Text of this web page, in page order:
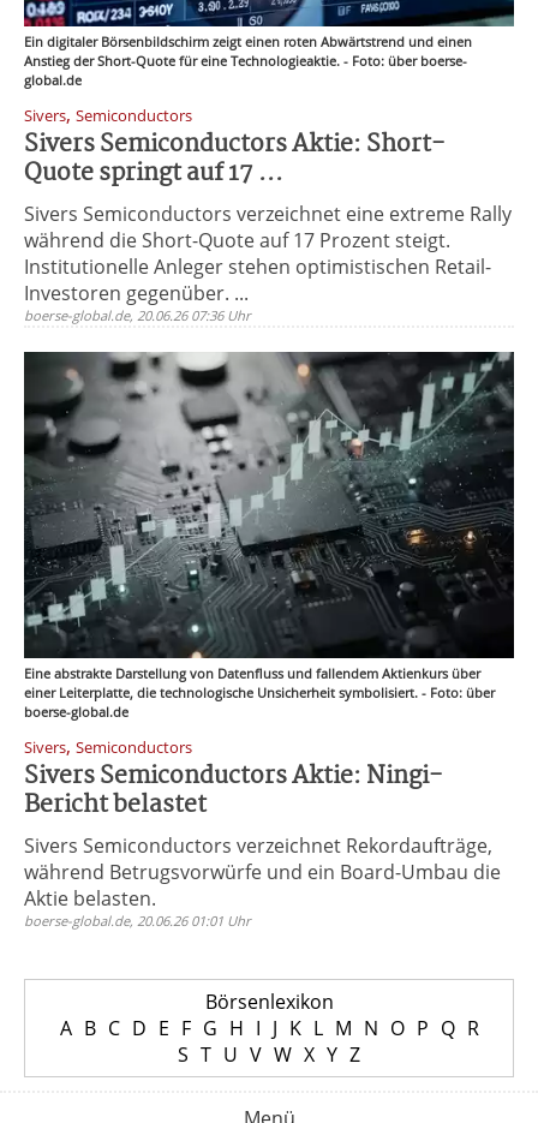
Ein digitaler Börsenbildschirm zeigt einen roten Abwärtstrend und einen
Anstieg der Short-Quote für eine Technologieaktie. - Foto: über boerse-
global.de
Sivers, Semiconductors
Sivers Semiconductors Aktie: Short-
Quote springt auf 17 ...
Sivers Semiconductors verzeichnet eine extreme Rally
während die Short-Quote auf 17 Prozent steigt.
Institutionelle Anleger stehen optimistischen Retail-
Investoren gegenüber. ...
boerse-global.de, 20.06.26 07:36 Uhr
Eine abstrakte Darstellung von Datenfluss und fallendem Aktienkurs über
einer Leiterplatte, die technologische Unsicherheit symbolisiert. - Foto: über
boerse-global.de
Sivers, Semiconductors
Sivers Semiconductors Aktie: Ningi-
Bericht belastet
Sivers Semiconductors verzeichnet Rekordaufträge,
während Betrugsvorwürfe und ein Board-Umbau die
Aktie belasten.
boerse-global.de, 20.06.26 01:01 Uhr
Börsenlexikon
A B C D E F G H I J K L M N O P Q R
S T U V W X Y Z